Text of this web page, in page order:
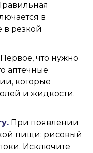
в
в резкой
Первое, что нужно
аптечные
которые
и жидкости.
При появлении
пищи: рисовый
Исключите